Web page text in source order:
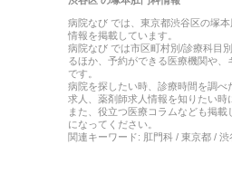
病院なび では、 東京都渋谷区の塚本
情報を掲載しています。
病院なび では市区町村別/診療科目
るほか、予約ができる医療機関や、
です。
病院を探したい時、診療時間を調べ
求人、薬剤師求人情報を知りたい時
また、役立つ医療コラムなども掲載
になってください。
関連キーワード: 肛門科 / 東京都 /